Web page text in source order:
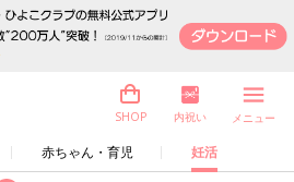
赤ちゃん・育児 妊活
SHOP 内祝い メニュー